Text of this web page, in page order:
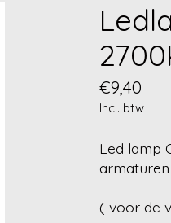
€9,40
Incl. btw
Led lamp
( voor de